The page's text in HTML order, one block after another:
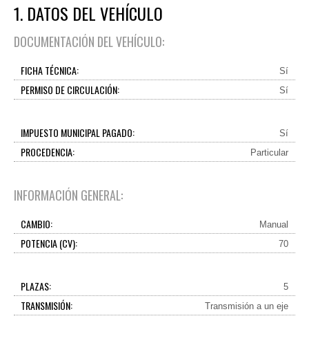
1. DATOS DEL VEHÍCULO
DOCUMENTACIÓN DEL VEHÍCULO:
FICHA TÉCNICA: Sí
PERMISO DE CIRCULACIÓN: Sí
IMPUESTO MUNICIPAL PAGADO: Sí
PROCEDENCIA: Particular
INFORMACIÓN GENERAL:
CAMBIO: Manual
POTENCIA (CV): 70
PLAZAS: 5
TRANSMISIÓN: Transmisión a un eje